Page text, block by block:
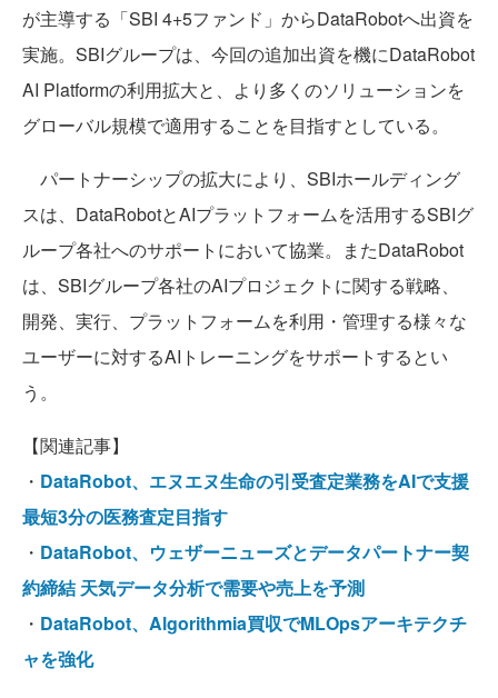
が主導する「SBI 4+5ファンド」からDataRobotへ出資を
実施。SBIグループは、今回の追加出資を機にDataRobot
AI Platformの利用拡大と、より多くのソリューションを
グローバル規模で適用することを目指すとしている。
パートナーシップの拡大により、SBIホールディング
スは、DataRobotとAIプラットフォームを活用するSBIグ
ループ各社へのサポートにおいて協業。またDataRobot
は、SBIグループ各社のAIプロジェクトに関する戦略、
開発、実行、プラットフォームを利用・管理する様々な
ユーザーに対するAIトレーニングをサポートするとい
う。
【関連記事】
・ DataRobot、エヌエヌ生命の引受査定業務をAIで支援
最短3分の医務査定目指す
・ DataRobot、ウェザーニューズとデータパートナー契
約締結 天気データ分析で需要や売上を予測
・ DataRobot、Algorithmia買収でMLOpsアーキテクチ
ャを強化